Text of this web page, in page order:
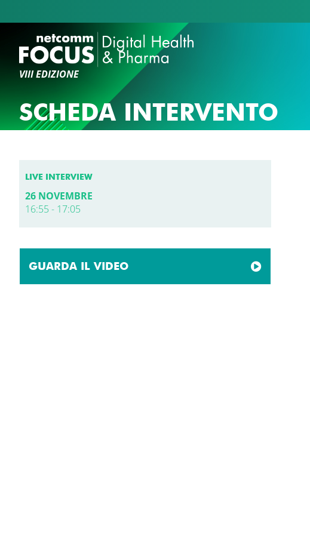
VIII EDIZIONE
SCHEDA INTERVENTO
LIVE INTERVIEW
26 NOVEMBRE
16:55 - 17:05
GUARDA IL VIDEO